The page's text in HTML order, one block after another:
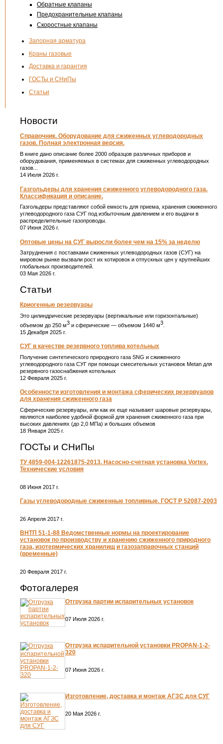
Обратные клапаны
Предохранительные клапаны
Скоростные клапаны
Запорная арматура
Краны газовые
Доставка и гарантия
ГОСТы и СНиПы
Статьи
Новости
Справочник. Оборудование для сжиженных углеводородных
газов. Полная электронная версия.
В книге дано описание более 2000 образцов различных приборов и
оборудования, применяемых в системах для сжиженных углеводородных
газов...
14 Июля 2026 г.
Газгольдеры для хранения сжиженного углеводородного газа.
Классификация и описание.
Газгольдеры представляют собой емкость для приема, хранения сжиженного
углеводородного газа СУГ под избыточным давлением и его выдачи в
распределительные газопроводы.
07 Июня 2026 г.
Оптовые цены на СУГ выросли более чем на 15% за неделю
Затруднения с поставками сжиженных углеводородных газов (СУГ) на
мировом рынке вызвали рост их котировок и отпускных цен у крупнейших
глобальных производителей.
03 Мая 2026 г.
Статьи
Криогенные резервуары
Это цилиндрические резервуары (вертикальные или горизонтальные)
объемом до 250 м3 и сферические ― объемом 1440 м3
15 Декабря 2025 г.
СУГ в качестве резервного топлива котельных
Получение синтетического природного газа SNG и сжиженного
углеводородного газа СУГ при помощи смесительных установок Metan для
резервного газоснабжения котельных
12 Февраля 2025 г.
Особенности изготовления и монтажа сферических резервуаров
для хранения сжиженного газа
Сферические резервуары, или как их еще называют шаровые резервуары,
являются наиболее удобной формой для хранения сжиженного газа при
высоких давлениях (до 2,0 МПа) и больших объемов
18 Января 2025 г.
ГОСТы и СНиПы
ТУ 4859-004-12261875-2013. Насосно-счетная установка Vortex.
Технические условия
08 Июня 2017 г.
Газы углеводородные сжиженные топливные. ГОСТ Р 52087-2003
26 Апреля 2017 г.
ВНТП 51-1-88 Ведомственные нормы на проектирование
установок по производству и хранению сжиженного природного
газа, изотермических хранилищ и газозаправочных станций
(временные)
20 Февраля 2017 г.
Фотогалерея
Отгрузка партии испарительных установок
07 Июля 2026 г.
Отгрузка испарительной установки PROPAN-1-2-
320
07 Июня 2026 г.
Изготовление, доставка и монтаж АГЗС для СУГ
20 Мая 2026 г.